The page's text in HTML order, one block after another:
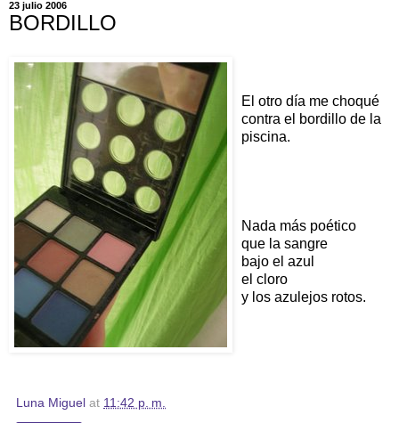
23 julio 2006
BORDILLO
El otro día me choqué
contra el bordillo de la
piscina.
Nada más poético
que la sangre
bajo el azul
el cloro
y los azulejos rotos.
Luna Miguel at 11:42 p. m.